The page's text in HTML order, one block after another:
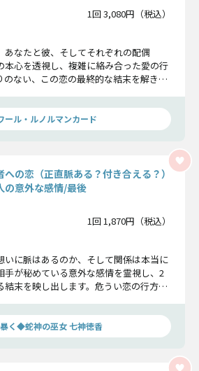
1回 3,080円（税込）
あなたと彼、そしてそれぞれの配偶
心を透視し、複雑に絡み合った愛の行
のない、この恋の最終的な結末を解き明
ール・ルノルマンカード
への恋（正直脈ある？付き合える？）
の意外な感情/最後
1回 1,870円（税込）
いに脈はあるのか、そして関係は本当に
が秘めている意外な感情を霊視し、2
結末を映し出します。危うい恋の行方を
く◆蛇神の巫女 七神徳香